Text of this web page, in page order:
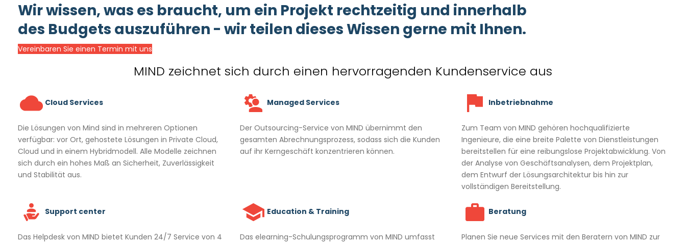
Wir wissen, was es braucht, um ein Projekt rechtzeitig und innerhalb
des Budgets auszuführen - wir teilen dieses Wissen gerne mit Ihnen.
Vereinbaren Sie einen Termin mit uns
MIND zeichnet sich durch einen hervorragenden Kundenservice aus
Cloud Services
Die Lösungen von Mind sind in mehreren Optionen
verfügbar: vor Ort, gehostete Lösungen in Private Cloud,
Cloud und in einem Hybridmodell. Alle Modelle zeichnen
sich durch ein hohes Maß an Sicherheit, Zuverlässigkeit
und Stabilität aus.
Managed Services
Der Outsourcing-Service von MIND übernimmt den
gesamten Abrechnungsprozess, sodass sich die Kunden
auf ihr Kerngeschäft konzentrieren können.
Inbetriebnahme
Zum Team von MIND gehören hochqualifizierte
Ingenieure, die eine breite Palette von Dienstleistungen
bereitstellen für eine reibungslose Projektabwicklung. Von
der Analyse von Geschäftsanalysen, dem Projektplan,
dem Entwurf der Lösungsarchitektur bis hin zur
vollständigen Bereitstellung.
Support center
Das Helpdesk von MIND bietet Kunden 24/7 Service von 4
Education & Training
Das elearning-Schulungsprogramm von MIND umfasst
Beratung
Planen Sie neue Services mit den Beratern von MIND zur